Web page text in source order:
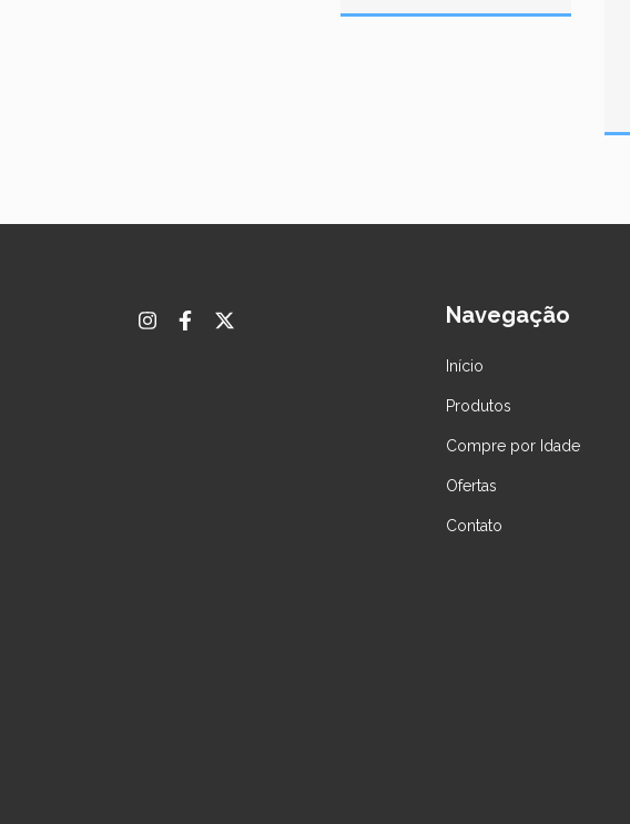
Navegação
Início
Produtos
Compre por Idade
Ofertas
Contato